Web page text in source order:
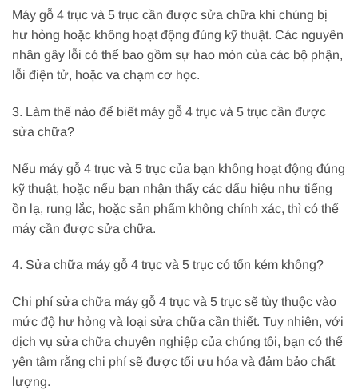
Máy gỗ 4 trục và 5 trục cần được sửa chữa khi chúng bị
hư hỏng hoặc không hoạt động đúng kỹ thuật. Các nguyên
nhân gây lỗi có thể bao gồm sự hao mòn của các bộ phận,
lỗi điện tử, hoặc va chạm cơ học.
3. Làm thế nào để biết máy gỗ 4 trục và 5 trục cần được
sửa chữa?
Nếu máy gỗ 4 trục và 5 trục của bạn không hoạt động đúng
kỹ thuật, hoặc nếu bạn nhận thấy các dấu hiệu như tiếng
ồn lạ, rung lắc, hoặc sản phẩm không chính xác, thì có thể
máy cần được sửa chữa.
4. Sửa chữa máy gỗ 4 trục và 5 trục có tốn kém không?
Chi phí sửa chữa máy gỗ 4 trục và 5 trục sẽ tùy thuộc vào
mức độ hư hỏng và loại sửa chữa cần thiết. Tuy nhiên, với
dịch vụ sửa chữa chuyên nghiệp của chúng tôi, bạn có thể
yên tâm rằng chi phí sẽ được tối ưu hóa và đảm bảo chất
lượng.